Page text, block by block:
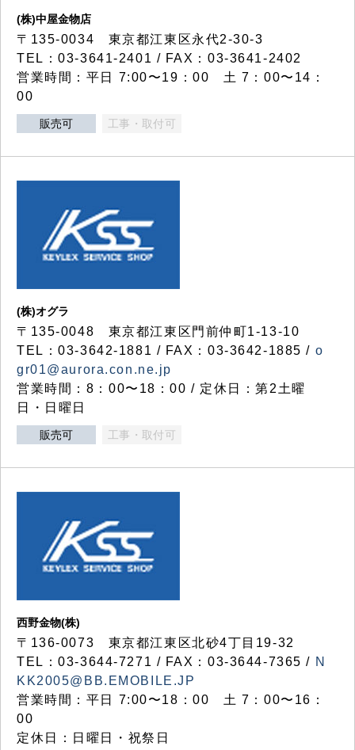
(株)中屋金物店
〒135-0034 東京都江東区永代2-30-3
TEL：03-3641-2401 / FAX：03-3641-2402
営業時間：平日 7:00〜19：00 土 7：00〜14：
00
販売可 工事・取付可
(株)オグラ
〒135-0048 東京都江東区門前仲町1-13-10
TEL：03-3642-1881 / FAX：03-3642-1885 / o
gr01@aurora.con.ne.jp
営業時間：8：00〜18：00 / 定休日：第2土曜
日・日曜日
販売可 工事・取付可
西野金物(株)
〒136-0073 東京都江東区北砂4丁目19-32
TEL：03‐3644‐7271 / FAX：03-3644-7365 / N
KK2005@BB.EMOBILE.JP
営業時間：平日 7:00〜18：00 土 7：00〜16：
00
定休日：日曜日・祝祭日